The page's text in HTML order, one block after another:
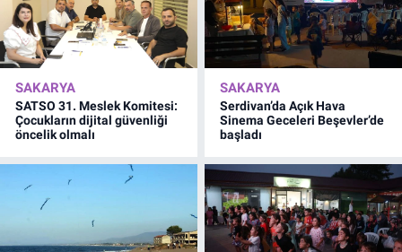
SAKARYA
SATSO 31. Meslek Komitesi:
Çocukların dijital güvenliği
öncelik olmalı
SAKARYA
Serdivan’da Açık Hava
Sinema Geceleri Beşevler’de
başladı